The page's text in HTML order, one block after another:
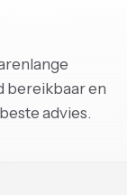
bereikbaar en
advies.